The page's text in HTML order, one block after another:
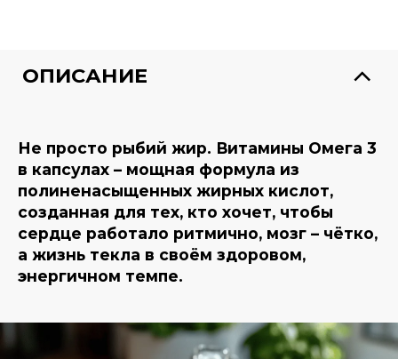
ОПИСАНИЕ
Не просто рыбий жир. Витамины Омега 3
в капсулах – мощная формула из
полиненасыщенных жирных кислот,
созданная для тех, кто хочет, чтобы
сердце работало ритмично, мозг – чётко,
а жизнь текла в своём здоровом,
энергичном темпе.